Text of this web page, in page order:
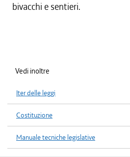
bivacchi e sentieri.
Vedi inoltre
Iter delle leggi
Costituzione
Manuale tecniche legislative